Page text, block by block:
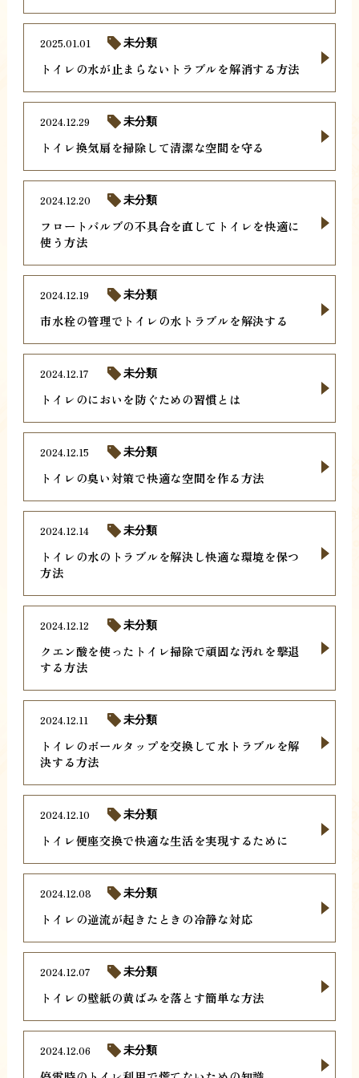
トイレの水が止まらないトラブルを解消する方法
2025.01.01 未分類
トイレ換気扇を掃除して清潔な空間を守る
2024.12.29 未分類
フロートバルブの不具合を直してトイレを快適に
使う方法
2024.12.20 未分類
市水栓の管理でトイレの水トラブルを解決する
2024.12.19 未分類
トイレのにおいを防ぐための習慣とは
2024.12.17 未分類
トイレの臭い対策で快適な空間を作る方法
2024.12.15 未分類
トイレの水のトラブルを解決し快適な環境を保つ
方法
2024.12.14 未分類
クエン酸を使ったトイレ掃除で頑固な汚れを撃退
する方法
2024.12.12 未分類
トイレのボールタップを交換して水トラブルを解
決する方法
2024.12.11 未分類
トイレ便座交換で快適な生活を実現するために
2024.12.10 未分類
トイレの逆流が起きたときの冷静な対応
2024.12.08 未分類
トイレの壁紙の黄ばみを落とす簡単な方法
2024.12.07 未分類
2024.12.06 未分類